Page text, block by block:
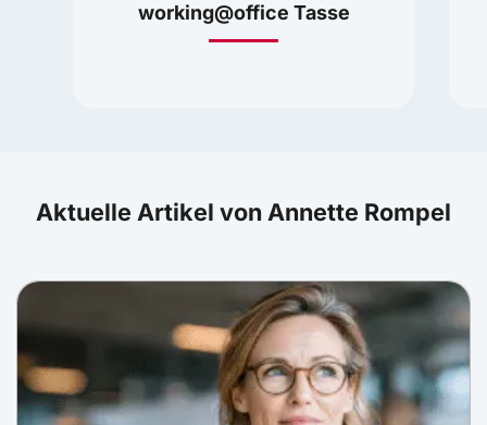
working@office Tasse
Aktuelle Artikel von Annette Rompel